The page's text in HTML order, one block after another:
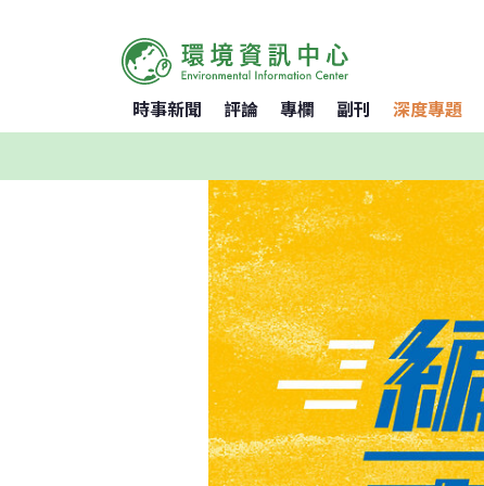
時事新聞 評論 專欄 副刊 深度專題